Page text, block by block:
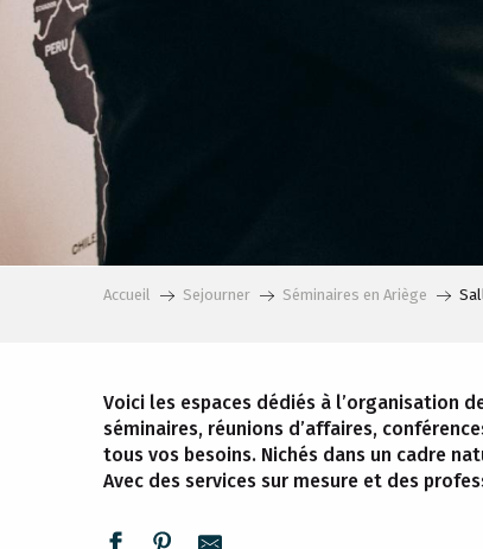
Accueil Sejourner Séminaires en Ariège
Voici les espaces dédiés à l’organisation
séminaires, réunions d’affaires,
tous vos besoins. Nichés dans un cadre
Avec des services sur mesure et des